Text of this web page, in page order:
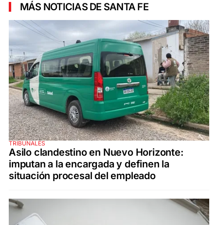
MÁS NOTICIAS DE SANTA FE
TRIBUNALES
Asilo clandestino en Nuevo Horizonte:
imputan a la encargada y definen la
situación procesal del empleado